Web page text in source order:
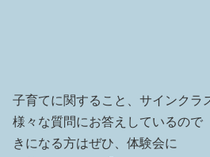
子育てに関すること、サインクラ
様々な質問にお答えしているので
きになる方はぜひ、体験会に